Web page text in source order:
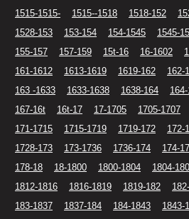
1515-1515-
1515--1518 1518-152
1528-153
153-154 154-1545 1545-
155-157
157-159 15t-16 16-1602
161-1612
1613-1619 1619-162 162-
163 -1633
1633-1638 1638-164
167-16t
16t-17 17-1705 1705-1707
171-1715
1715-1719 1719-172 172-
1728-173
173-1736 1736-174 174-
178-18
18-1800 1800-1804 1804-
1812-1816
1816-1819 1819-182
183-1837
1837-184 184-1843 1843-